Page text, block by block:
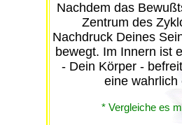
Nachdem das
Zentrum des
Nachdruck Deines
bewegt. Im Innern ist
- Dein Körper -
eine wahrlich
* Vergleiche es